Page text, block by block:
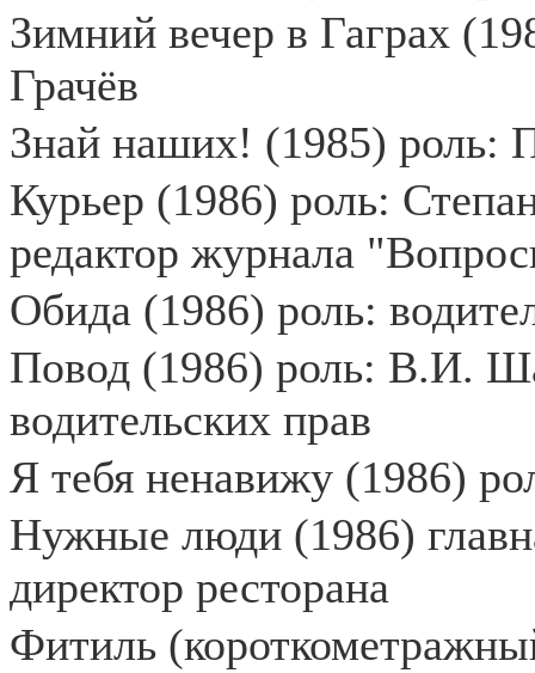
Зимний вечер в Гаграх
Грачёв
Знай наших! (1985) роль:
Курьер (1986) роль:
редактор журнала
Обида (1986) роль:
Повод (1986) роль: В.И.
водительских прав
Я тебя ненавижу (1986)
Нужные люди (1986)
директор ресторана
Фитиль